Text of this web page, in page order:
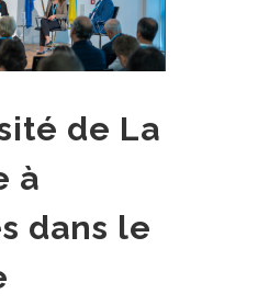
de La
à
dans le